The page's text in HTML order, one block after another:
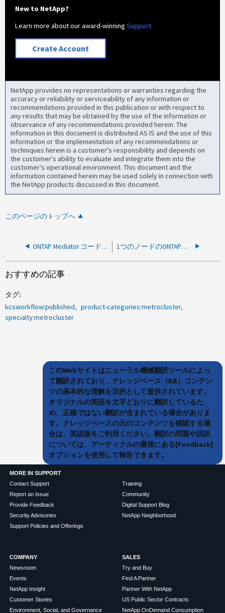
New to NetApp?
Learn more about our award-winningSupport
Create Account
NetApp provides no representations or warranties regarding the
accuracy or reliability or serviceability of any information or
recommendations provided in this publication or with respect to
any results that may be obtained by the use of the information or
observance of any recommendations provided herein. The
information in this document is distributed AS IS and the use of this
information or the implementation of any recommendations or
techniques herein is a customer's responsibility and depends on
the customer's ability to evaluate and integrate them into the
customer's operational environment. This document and the
information contained herein may be used solely in connection with
the NetApp products discussed in this document.
このページのトップへ
ONTAP Mediator コードチェックエラー：OCSPレスポンダーへのクエリ中 1つのノードのONTAPメディエーターの接続ステータスがfalse
おすすめの記事
タグ
kcsworkflow:published
product-categories:metrocluster
specialty:metrocluster
このWebサイトはニューラル機械翻訳ツールによっ
て翻訳されており、ナレッジベース（KB）コンテン
ツの基本的な理解を目的として提供されています。
オリジナルの英語を文字どおりに翻訳しているた
め、正確ではない翻訳が含まれている場合がありま
す。ナレッジベースの元のコンテンツを確認する場
合は、英語版をご利用ください。翻訳の問題や誤訳
については、アーティクルの最後にある[Feedback]
オプションを使用して報告できます。
MORE IN SUPPORT
Contact Support
Report an Issue
Provide Feedback
Security Advisories
Support Policies and Offerings
Training
Community
Digital Support Blog
NetApp Neighborhood
COMPANY
Newsroom
Events
NetApp Insight
Customer Stories
Environment, Social, and Governance
SALES
Try and Buy
Find A Partner
Partner With NetApp
US Public Sector Contracts
NetApp OnDemand Consumption